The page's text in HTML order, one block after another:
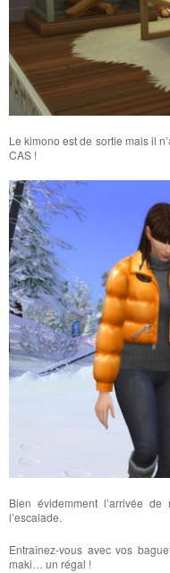
Le kimono est de sortie mais il
CAS !
Bien évidemment l’arrivée
l’escalade.
Entraînez-vous avec vos
maki… un régal !